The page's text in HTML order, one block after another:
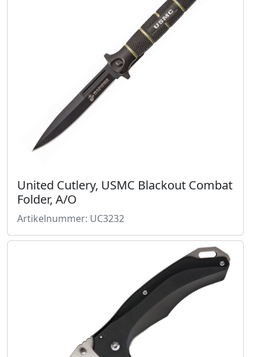
United Cutlery, USMC Blackout Combat
Folder, A/O
Artikelnummer: UC3232